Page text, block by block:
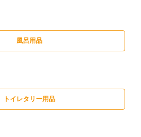
風呂用品
トイレタリー用品